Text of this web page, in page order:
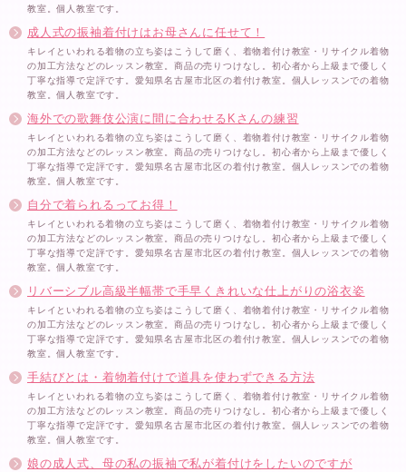
教室。個人教室です。
成人式の振袖着付けはお母さんに任せて！
キレイといわれる着物の立ち姿はこうして磨く、着物着付け教室・リサイクル着物
の加工方法などのレッスン教室。商品の売りつけなし。初心者から上級まで優しく
丁寧な指導で定評です。愛知県名古屋市北区の着付け教室。個人レッスンでの着物
教室。個人教室です。
海外での歌舞伎公演に間に合わせるKさんの練習
キレイといわれる着物の立ち姿はこうして磨く、着物着付け教室・リサイクル着物
の加工方法などのレッスン教室。商品の売りつけなし。初心者から上級まで優しく
丁寧な指導で定評です。愛知県名古屋市北区の着付け教室。個人レッスンでの着物
教室。個人教室です。
自分で着られるってお得！
キレイといわれる着物の立ち姿はこうして磨く、着物着付け教室・リサイクル着物
の加工方法などのレッスン教室。商品の売りつけなし。初心者から上級まで優しく
丁寧な指導で定評です。愛知県名古屋市北区の着付け教室。個人レッスンでの着物
教室。個人教室です。
リバーシブル高級半幅帯で手早くきれいな仕上がりの浴衣姿
キレイといわれる着物の立ち姿はこうして磨く、着物着付け教室・リサイクル着物
の加工方法などのレッスン教室。商品の売りつけなし。初心者から上級まで優しく
丁寧な指導で定評です。愛知県名古屋市北区の着付け教室。個人レッスンでの着物
教室。個人教室です。
手結びとは・着物着付けで道具を使わずできる方法
キレイといわれる着物の立ち姿はこうして磨く、着物着付け教室・リサイクル着物
の加工方法などのレッスン教室。商品の売りつけなし。初心者から上級まで優しく
丁寧な指導で定評です。愛知県名古屋市北区の着付け教室。個人レッスンでの着物
教室。個人教室です。
娘の成人式、母の私の振袖で私が着付けをしたいのですが